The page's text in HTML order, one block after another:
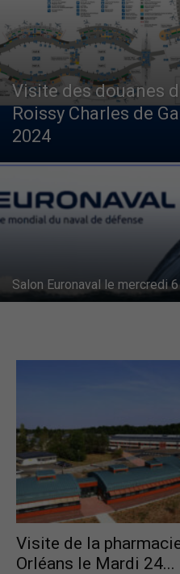
Visite des douanes
Roissy Charles de
2024
Salon Euronaval le mercredi
Visite de la
Orléans le Mardi 24...